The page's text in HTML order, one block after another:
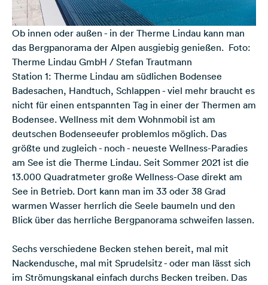
Ob innen oder außen - in der Therme Lindau kann man
das Bergpanorama der Alpen ausgiebig genießen. Foto:
Therme Lindau GmbH / Stefan Trautmann
Station 1: Therme Lindau am südlichen Bodensee
Badesachen, Handtuch, Schlappen - viel mehr braucht es
nicht für einen entspannten Tag in einer der Thermen am
Bodensee. Wellness mit dem Wohnmobil ist am
deutschen Bodenseeufer problemlos möglich. Das
größte und zugleich - noch - neueste Wellness-Paradies
am See ist die Therme Lindau. Seit Sommer 2021 ist die
13.000 Quadratmeter große Wellness-Oase direkt am
See in Betrieb. Dort kann man im 33 oder 38 Grad
warmen Wasser herrlich die Seele baumeln und den
Blick über das herrliche Bergpanorama schweifen lassen.
Sechs verschiedene Becken stehen bereit, mal mit
Nackendusche, mal mit Sprudelsitz - oder man lässt sich
im Strömungskanal einfach durchs Becken treiben. Das